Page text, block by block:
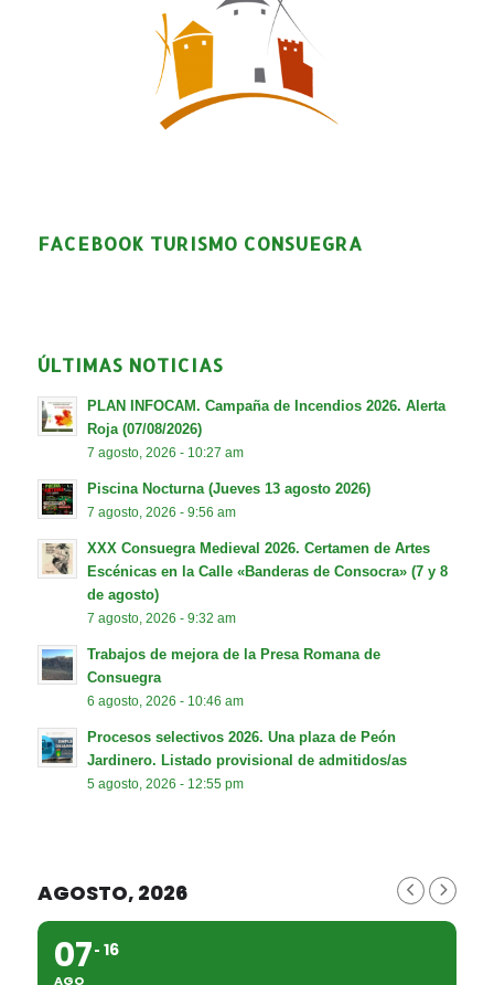
FACEBOOK TURISMO CONSUEGRA
ÚLTIMAS NOTICIAS
PLAN INFOCAM. Campaña de Incendios 2026. Alerta
Roja (07/08/2026)
7 agosto, 2026 - 10:27 am
Piscina Nocturna (Jueves 13 agosto 2026)
7 agosto, 2026 - 9:56 am
XXX Consuegra Medieval 2026. Certamen de Artes
Escénicas en la Calle «Banderas de Consocra» (7 y 8
de agosto)
7 agosto, 2026 - 9:32 am
Trabajos de mejora de la Presa Romana de
Consuegra
6 agosto, 2026 - 10:46 am
Procesos selectivos 2026. Una plaza de Peón
Jardinero. Listado provisional de admitidos/as
5 agosto, 2026 - 12:55 pm
AGOSTO, 2026
07
AGO
16